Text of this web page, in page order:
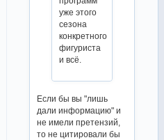
уже этого
сезона
конкретного
фигуриста
и всё.
Если бы вы "лишь
дали информацию" и
не имели претензий,
то не цитировали бы